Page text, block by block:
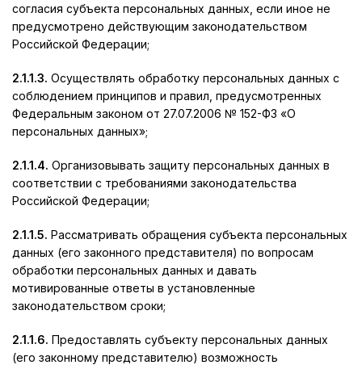
согласия субъекта персональных данных, если иное не
предусмотрено действующим законодательством
Российской Федерации;
2.1.1.3. Осуществлять обработку персональных данных с
соблюдением принципов и правил, предусмотренных
Федеральным законом от 27.07.2006 № 152-ФЗ «О
персональных данных»;
2.1.1.4. Организовывать защиту персональных данных в
соответствии с требованиями законодательства
Российской Федерации;
2.1.1.5. Рассматривать обращения субъекта персональных
данных (его законного представителя) по вопросам
обработки персональных данных и давать
мотивированные ответы в установленные
законодательством сроки;
2.1.1.6. Предоставлять субъекту персональных данных
(его законному представителю) возможность